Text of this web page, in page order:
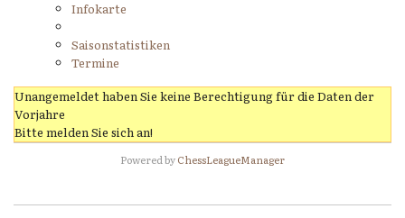
Infokarte
Saisonstatistiken
Termine
Unangemeldet haben Sie keine Berechtigung für die Daten der
Vorjahre
Bitte melden Sie sich an!
Powered byChessLeagueManager